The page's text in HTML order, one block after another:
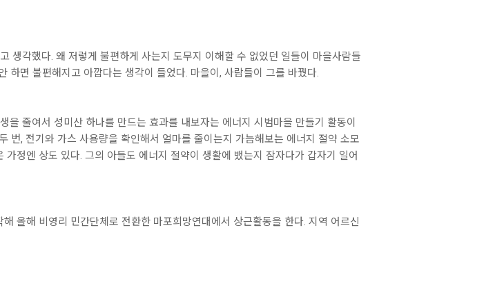
생각했다. 왜 저렇게 불편하게 사는지 도무지 이해할 수 없었던 일들이 마을사람들
면 불편해지고 아깝다는 생각이 들었다. 마을이, 사람들이 그를 바꿨다.
줄여서 성미산 하나를 만드는 효과를 내보자는 에너지 시범마을 만들기 활동이
번, 전기와 가스 사용량을 확인해서 얼마를 줄이는지 가늠해보는 에너지 절약 소모
정엔 상도 있다. 그의 아들도 에너지 절약이 생활에 뱄는지 잠자다가 갑자기 일어
올해 비영리 민간단체로 전환한 마포희망연대에서 상근활동을 한다. 지역 어르신